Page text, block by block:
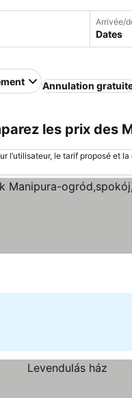
Arrivée/
Dates
Annulation
les prix des
l’utilisateur, le tarif proposé et